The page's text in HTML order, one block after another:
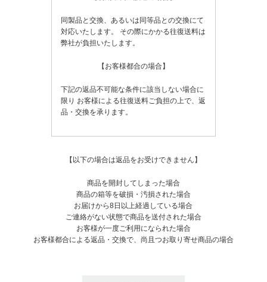
同製品と交換、あるいは同等品との交換にて
対応いたします。
その際にかかる往復送料は
弊社が負担いたします。
【お客様都合の場合】
下記の返品不可能な条件に該当しない場合に
限り お客様による往復送料ご負担の上で、返
品・交換を承ります。
【以下の場合は返品をお受けできません】
商品を開封してしまった場合
商品の箱等を破損・汚損された場合
お届けから8日以上経過している場合
ご連絡がない状態で商品を送付された場合
お客様が一度ご利用になられた場合
お客様都合による返品・交換で、尚且つお取り寄せ商品の場合